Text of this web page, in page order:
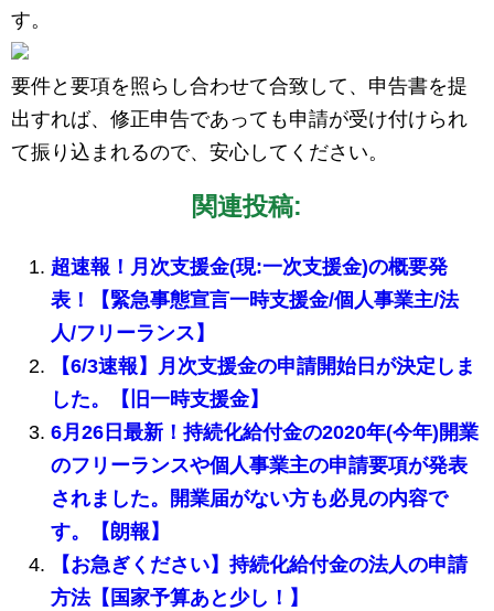
す。
要件と要項を照らし合わせて合致して、申告書を提
出すれば、修正申告であっても申請が受け付けられ
て振り込まれるので、安心してください。
関連投稿:
超速報！月次支援金(現:一次支援金)の概要発
表！【緊急事態宣言一時支援金/個人事業主/法
人/フリーランス】
【6/3速報】月次支援金の申請開始日が決定しま
した。【旧一時支援金】
6月26日最新！持続化給付金の2020年(今年)開業
のフリーランスや個人事業主の申請要項が発表
されました。開業届がない方も必見の内容で
す。【朗報】
【お急ぎください】持続化給付金の法人の申請
方法【国家予算あと少し！】